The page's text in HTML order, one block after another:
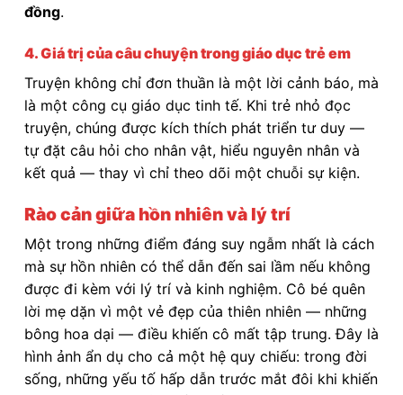
đồng.
4. Giá trị của câu chuyện trong giáo dục trẻ em
Truyện không chỉ đơn thuần là một lời cảnh báo, mà
là một công cụ giáo dục tinh tế. Khi trẻ nhỏ đọc
truyện, chúng được kích thích phát triển tư duy —
tự đặt câu hỏi cho nhân vật, hiểu nguyên nhân và
kết quả — thay vì chỉ theo dõi một chuỗi sự kiện.
Rào cản giữa hồn nhiên và lý trí
Một trong những điểm đáng suy ngẫm nhất là cách
mà sự hồn nhiên có thể dẫn đến sai lầm nếu không
được đi kèm với lý trí và kinh nghiệm. Cô bé quên
lời mẹ dặn vì một vẻ đẹp của thiên nhiên — những
bông hoa dại — điều khiến cô mất tập trung. Đây là
hình ảnh ẩn dụ cho cả một hệ quy chiếu: trong đời
sống, những yếu tố hấp dẫn trước mắt đôi khi khiến